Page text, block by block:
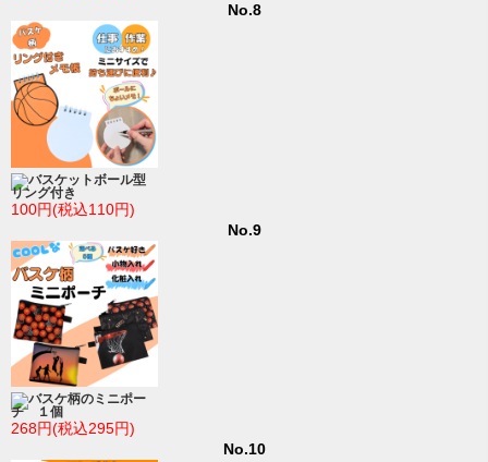
No.8
バスケットボール型
リング付き
100円(税込110円)
No.9
バスケ柄のミニポー
チ １個
268円(税込295円)
No.10